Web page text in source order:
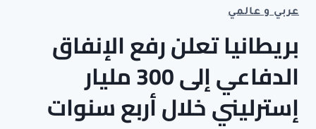
عربي و عالمي
بريطانيا تعلن رفع الإنفاق
الدفاعي إلى 300 مليار
إسترليني خلال أربع سنوات